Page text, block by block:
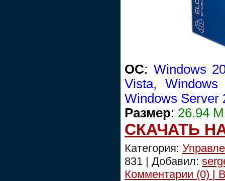
OC: Windows
Vista,
Windows Server
Размер: 26.94
СКАЧАТЬ
Категория:
831 | Добавил:
Комментарии (0) |